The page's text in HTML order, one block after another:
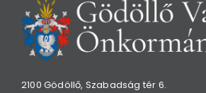
2100 Gödöllő, Szabadság tér 6.